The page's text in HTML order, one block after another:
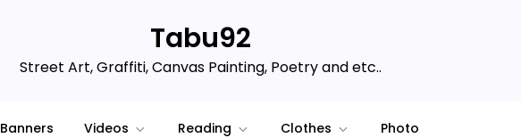
Tabu92
Street Art, Graffiti, Canvas Painting, Poetry and etc..
Banners Videos Reading Clothes Photo